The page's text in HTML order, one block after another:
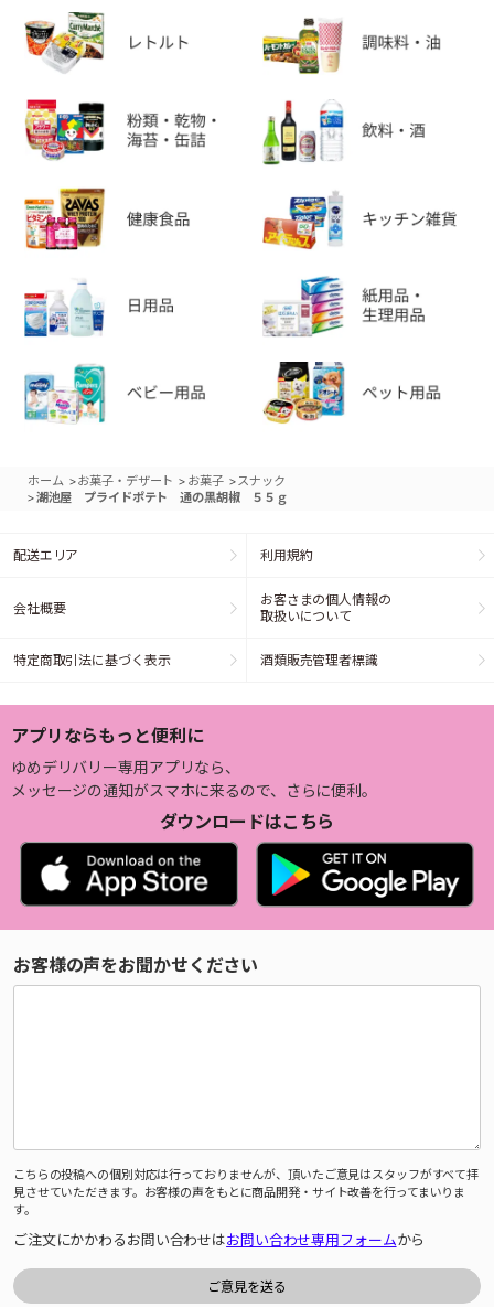
ホーム >お菓子・デザート > お菓子 > スナック
>湖池屋 プライドポテト 通の黒胡椒 ５５ｇ
配送エリア 利用規約
会社概要
お客さまの個人情報の
取扱いについて
特定商取引法に基づく表示 酒類販売管理者標識
アプリならもっと便利に
ゆめデリバリー専用アプリなら、
メッセージの通知がスマホに来るので、さらに便利。
ダウンロードはこちら
お客様の声をお聞かせください
こちらの投稿への個別対応は行っておりませんが、頂いたご意見はスタッフがすべて拝
見させていただきます。お客様の声をもとに商品開発・サイト改善を行ってまいりま
す。
ご注文にかかわるお問い合わせはお問い合わせ専用フォームから